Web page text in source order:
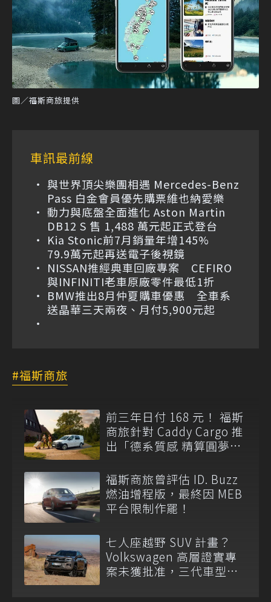
圖／福斯商旅提供
車訊最前線
與世界頂尖樂團相遇 Mercedes-Benz
Pass 白金會員優先購票維也納愛樂
動力與底盤全面進化 Aston Martin
DB12 S 售 1,488 萬元起正式登台
Kia Stonic前7月銷量年增145%
79.9萬元起再送電子後視鏡
NISSAN推經典車回廠專案 CEFIRO
與INFINITI老車原廠零件最低1折
BMW推出8月仲夏購車優惠 全車系
送晶華三天兩夜、月付5,900元起
福斯商旅
前三年日付 168 元！ 福斯
商旅針對 Caddy Cargo 推
出「德系質感 精算圓夢」
福斯商旅曾評估 ID. Buzz
燃油增程版，最終因 MEB
平台限制作罷！
七人座越野 SUV 計畫？
Volkswagen 高層證實專
案未獲批准，三代車型不